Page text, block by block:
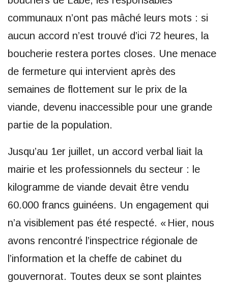
communaux n’ont pas mâché leurs mots : si
aucun accord n’est trouvé d’ici 72 heures, la
boucherie restera portes closes. Une menace
de fermeture qui intervient après des
semaines de flottement sur le prix de la
viande, devenu inaccessible pour une grande
partie de la population.
Jusqu’au 1er juillet, un accord verbal liait la
mairie et les professionnels du secteur : le
kilogramme de viande devait être vendu
60.000 francs guinéens. Un engagement qui
n’a visiblement pas été respecté. « Hier, nous
avons rencontré l’inspectrice régionale de
l’information et la cheffe de cabinet du
gouvernorat. Toutes deux se sont plaintes